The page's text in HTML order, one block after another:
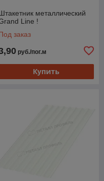
металлический
Line !
заказ
руб./пог.м
Купить